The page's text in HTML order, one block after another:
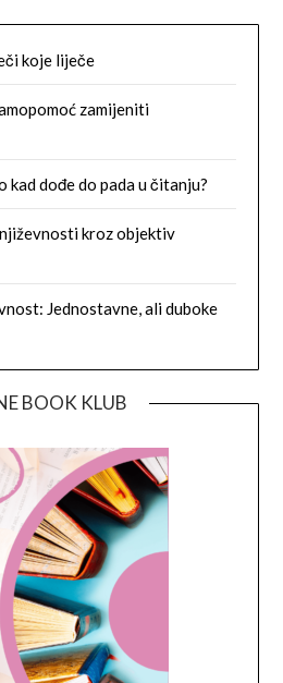
koje liječe
zamijeniti
kad dođe do pada u čitanju?
kroz objektiv
Jednostavne, ali duboke
BOOK KLUB